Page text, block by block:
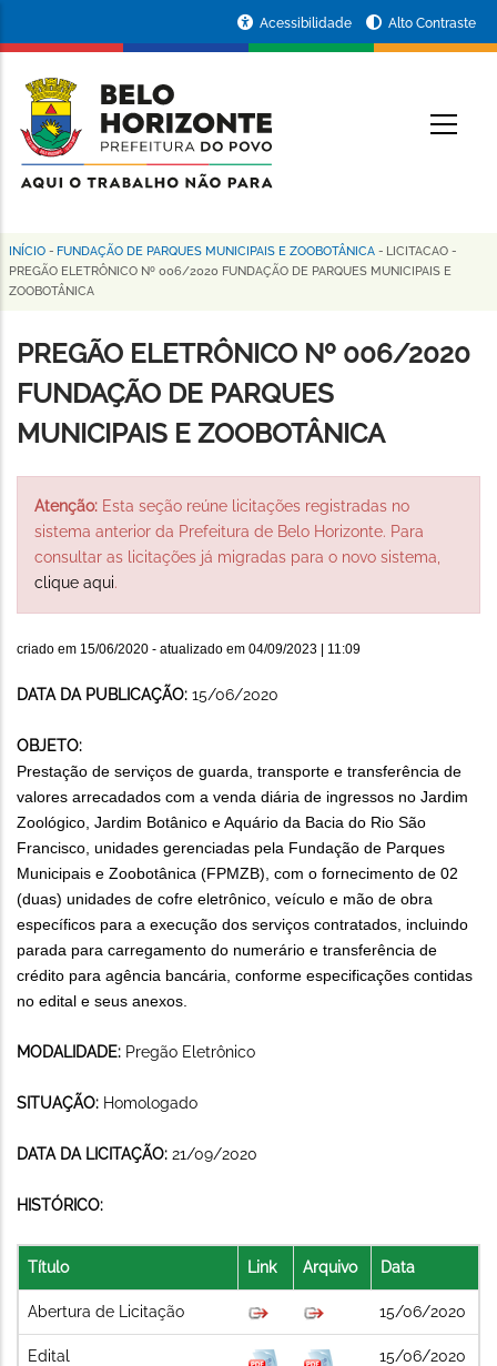
conteúdo
principal
da
Prefeitura
de
Horizonte
Acessibilidade Alto Contraste
Trilha
de
navegação
INÍCIO - FUNDAÇÃO DE PARQUES MUNICIPAIS E ZOOBOTÂNICA - LICITACAO -
PREGÃO ELETRÔNICO Nº 006/2020 FUNDAÇÃO DE PARQUES MUNICIPAIS E
ZOOBOTÂNICA
PREGÃO ELETRÔNICO Nº 006/2020
FUNDAÇÃO DE PARQUES
MUNICIPAIS E ZOOBOTÂNICA
Atenção: Esta seção reúne licitações registradas no
sistema anterior da Prefeitura de Belo Horizonte. Para
consultar as licitações já migradas para o novo sistema,
clique aqui.
criado em 15/06/2020 - atualizado em 04/09/2023 | 11:09
DATA DA PUBLICAÇÃO: 15/06/2020
OBJETO:
Prestação de serviços de guarda, transporte e transferência de
valores arrecadados com a venda diária de ingressos no Jardim
Zoológico, Jardim Botânico e Aquário da Bacia do Rio São
Francisco, unidades gerenciadas pela Fundação de Parques
Municipais e Zoobotânica (FPMZB), com o fornecimento de 02
(duas) unidades de cofre eletrônico, veículo e mão de obra
específicos para a execução dos serviços contratados, incluindo
parada para carregamento do numerário e transferência de
crédito para agência bancária, conforme especificações contidas
no edital e seus anexos.
MODALIDADE: Pregão Eletrônico
SITUAÇÃO: Homologado
DATA DA LICITAÇÃO: 21/09/2020
HISTÓRICO:
Título Link Arquivo Data
Abertura de Licitação 15/06/2020
Edital 15/06/2020